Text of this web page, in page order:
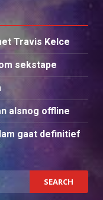
Travis Kelce
sekstape
alsnog offline
gaat definitief